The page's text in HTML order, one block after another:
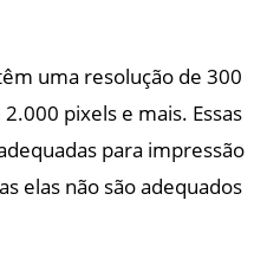
uma resolução de 300
pixels e mais. Essas
para impressão
elas não são adequados